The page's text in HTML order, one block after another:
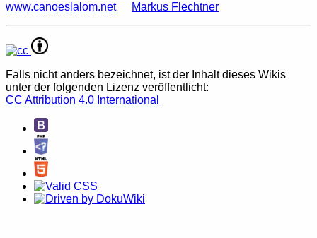
www.canoeslalom.net Markus Flechtner
Falls nicht anders bezeichnet, ist der Inhalt dieses Wikis
unter der folgenden Lizenz veröffentlicht:
CC Attribution 4.0 International